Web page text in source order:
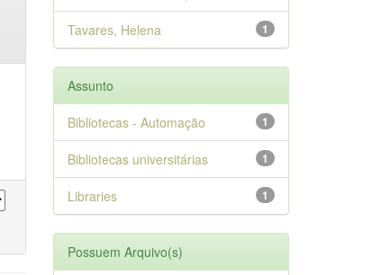
1
Tavares, Helena
Assunto
1
Bibliotecas - Automação
1
Bibliotecas universitárias
1
Libraries
Possuem Arquivo(s)